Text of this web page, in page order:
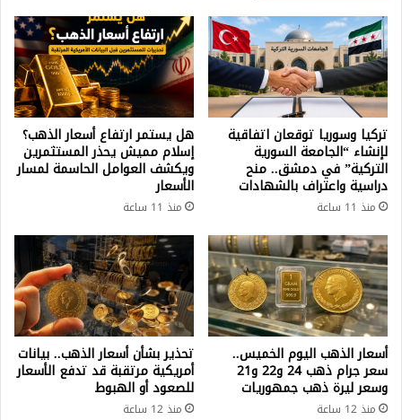
تركيا وسوريا توقعان اتفاقية
لإنشاء “الجامعة السورية
التركية” في دمشق.. منح
دراسية واعتراف بالشهادات
منذ 11 ساعة
هل يستمر ارتفاع أسعار الذهب؟
إسلام مميش يحذر المستثمرين
ويكشف العوامل الحاسمة لمسار
الأسعار
منذ 11 ساعة
أسعار الذهب اليوم الخميس..
سعر جرام ذهب 24 و22 و21
وسعر ليرة ذهب جمهوريات
منذ 12 ساعة
تحذير بشأن أسعار الذهب.. بيانات
أمريكية مرتقبة قد تدفع الأسعار
للصعود أو الهبوط
منذ 12 ساعة